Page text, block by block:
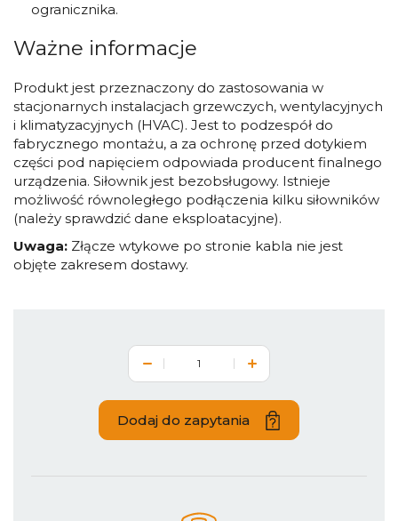
ogranicznika.
Ważne informacje
Produkt jest przeznaczony do zastosowania w
stacjonarnych instalacjach grzewczych, wentylacyjnych
i klimatyzacyjnych (HVAC). Jest to podzespół do
fabrycznego montażu, a za ochronę przed dotykiem
części pod napięciem odpowiada producent finalnego
urządzenia. Siłownik jest bezobsługowy. Istnieje
możliwość równoległego podłączenia kilku siłowników
(należy sprawdzić dane eksploatacyjne).
Uwaga: Złącze wtykowe po stronie kabla nie jest
objęte zakresem dostawy.
Dodaj do zapytania